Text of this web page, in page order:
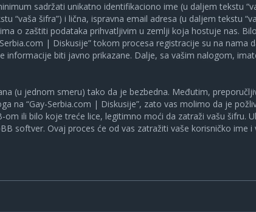
sadržati unikatno identifikaciono ime (u daljem tekstu
“vaša šifra”) i lična, ispravna email adresa (u daljem tekstu
o zaštiti podataka prihvatljivim u zemlji koja hostuje nas.
| Diskusije” tokom procesa registracije su na
informacije biti javno prikazane. Dalje, sa vašim nalogom,
(u jednom smeru) tako da je bezbedna. Međutim,
na “Gay-Serbia.com | Diskusije”, zato vas molimo da je
om ili bilo koje treće lice, legitimno moći da zatraži vašu šifru.
softver. Ovaj proces će od vas zatražiti vaše korisničko